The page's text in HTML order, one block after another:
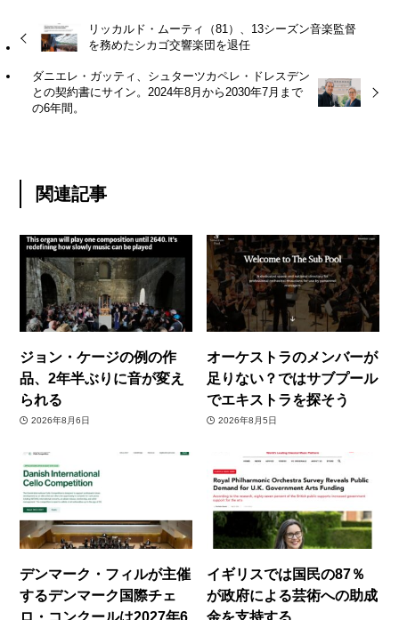
リッカルド・ムーティ（81）、13シーズン音楽監督
を務めたシカゴ交響楽団を退任
ダニエレ・ガッティ、シュターツカペレ・ドレスデン
との契約書にサイン。2024年8月から2030年7月まで
の6年間。
関連記事
ジョン・ケージの例の作
品、2年半ぶりに音が変え
られる
2026年8月6日
オーケストラのメンバーが
足りない？ではサブプール
でエキストラを探そう
2026年8月5日
デンマーク・フィルが主催
するデンマーク国際チェ
ロ・コンクールは2027年6
イギリスでは国民の87％
が政府による芸術への助成
金を支持する